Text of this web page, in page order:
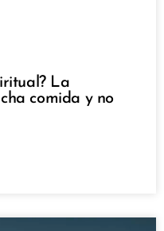
La
comida y no